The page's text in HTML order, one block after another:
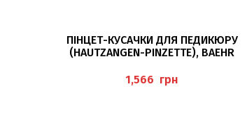
ДОДАТИ В КОШИК
ПІНЦЕТ-КУСАЧКИ ДЛЯ ПЕДИКЮРУ
(HAUTZANGEN-PINZETTE), BAEHR
грн